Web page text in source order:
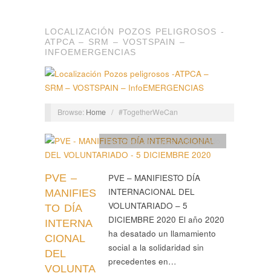
LOCALIZACIÓN POZOS PELIGROSOS -
ATPCA – SRM – VOSTSPAIN –
INFOEMERGENCIAS
Browse: Home / #TogetherWeCan
PVE –
MANIFIES
TO DÍA
INTERNA
CIONAL
DEL
VOLUNTA
Tablón de Anuncios,Voluntariado
PVE – MANIFIESTO DÍA
INTERNACIONAL DEL
VOLUNTARIADO – 5
DICIEMBRE 2020 El año 2020
ha desatado un llamamiento
social a la solidaridad sin
precedentes en…